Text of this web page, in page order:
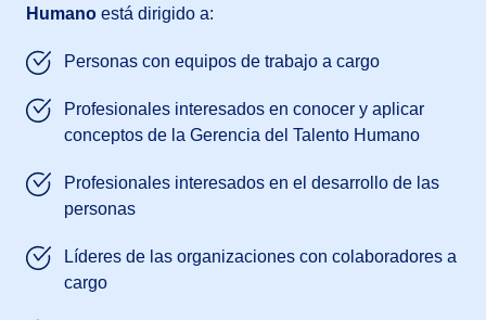
Humano está dirigido a:
Personas con equipos de trabajo a cargo
Profesionales interesados en conocer y aplicar
conceptos de la Gerencia del Talento Humano
Profesionales interesados en el desarrollo de las
personas
Líderes de las organizaciones con colaboradores a
cargo